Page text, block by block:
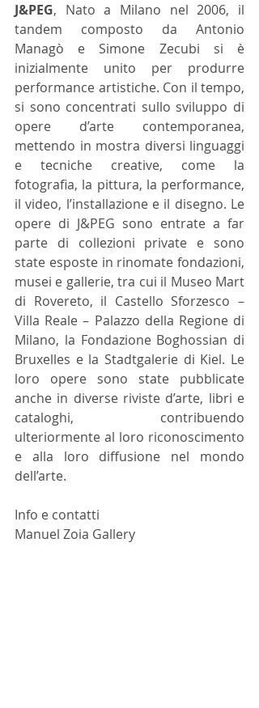
J&PEG, Nato a Milano nel 2006, il
tandem composto da Antonio
Managò e Simone Zecubi si è
inizialmente unito per produrre
performance artistiche. Con il tempo,
si sono concentrati sullo sviluppo di
opere d’arte contemporanea,
mettendo in mostra diversi linguaggi
e tecniche creative, come la
fotografia, la pittura, la performance,
il video, l’installazione e il disegno. Le
opere di J&PEG sono entrate a far
parte di collezioni private e sono
state esposte in rinomate fondazioni,
musei e gallerie, tra cui il Museo Mart
di Rovereto, il Castello Sforzesco –
Villa Reale – Palazzo della Regione di
Milano, la Fondazione Boghossian di
Bruxelles e la Stadtgalerie di Kiel. Le
loro opere sono state pubblicate
anche in diverse riviste d’arte, libri e
cataloghi, contribuendo
ulteriormente al loro riconoscimento
e alla loro diffusione nel mondo
dell’arte.
Info e contatti
Manuel Zoia Gallery